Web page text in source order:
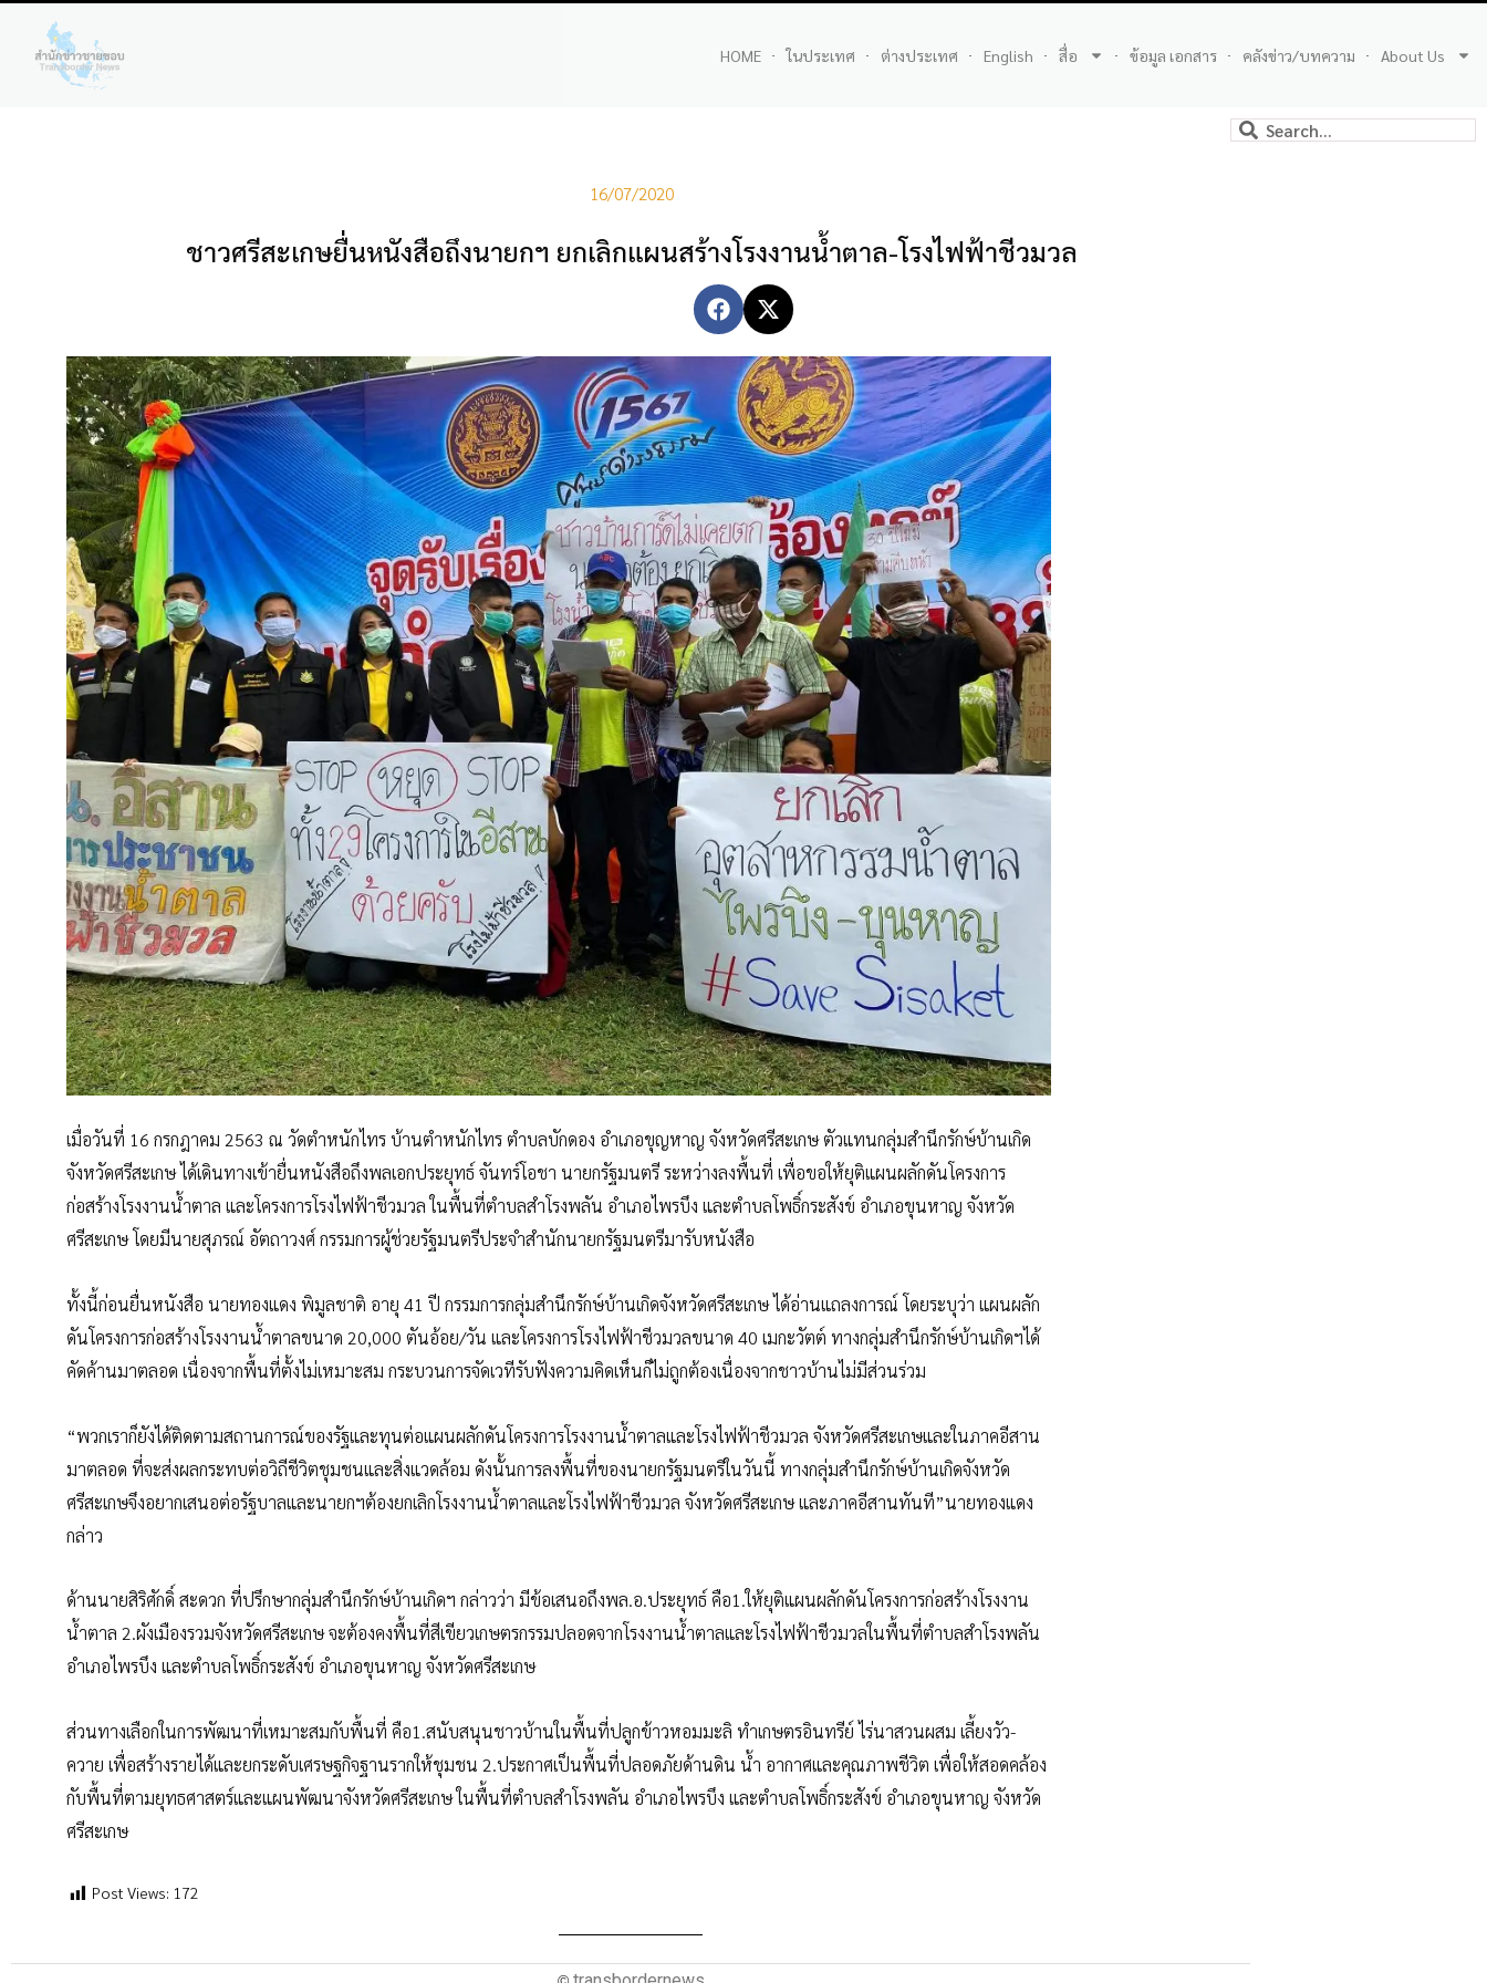
HOME ในประเทศ ต่างประเทศ English สื่อ ข้อมูล เอกสาร คลังข่าว/บทความ About Us
16/07/2020
ชาวศรีสะเกษยื่นหนังสือถึงนายกฯ ยกเลิกแผนสร้างโรงงานน้ำตาล-โรงไฟฟ้าชีวมวล
เมื่อวันที่ 16 กรกฎาคม 2563 ณ วัดตำหนักไทร บ้านตำหนักไทร ตำบลบักดอง อำเภอขุญหาญ จังหวัดศรีสะเกษ ตัวแทนกลุ่มสำนึกรักษ์บ้านเกิด
จังหวัดศรีสะเกษ ได้เดินทางเข้ายื่นหนังสือถึงพลเอกประยุทธ์ จันทร์โอชา นายกรัฐมนตรี ระหว่างลงพื้นที่ เพื่อขอให้ยุติแผนผลักดันโครงการ
ก่อสร้างโรงงานน้ำตาล และโครงการโรงไฟฟ้าชีวมวล ในพื้นที่ตำบลสำโรงพลัน อำเภอไพรบึง และตำบลโพธิ์กระสังข์ อำเภอขุนหาญ จังหวัด
ศรีสะเกษ โดยมีนายสุภรณ์ อัตถาวงศ์ กรรมการผู้ช่วยรัฐมนตรีประจำสำนักนายกรัฐมนตรีมารับหนังสือ
ทั้งนี้ก่อนยื่นหนังสือ นายทองแดง พิมูลชาติ อายุ 41 ปี กรรมการกลุ่มสำนึกรักษ์บ้านเกิดจังหวัดศรีสะเกษ ได้อ่านแถลงการณ์ โดยระบุว่า แผนผลัก
ดันโครงการก่อสร้างโรงงานน้ำตาลขนาด 20,000 ตันอ้อย/วัน และโครงการโรงไฟฟ้าชีวมวลขนาด 40 เมกะวัตต์ ทางกลุ่มสำนึกรักษ์บ้านเกิดฯได้
คัดค้านมาตลอด เนื่องจากพื้นที่ตั้งไม่เหมาะสม กระบวนการจัดเวทีรับฟังความคิดเห็นก็ไม่ถูกต้องเนื่องจากชาวบ้านไม่มีส่วนร่วม
“พวกเราก็ยังได้ติดตามสถานการณ์ของรัฐและทุนต่อแผนผลักดันโครงการโรงงานน้ำตาลและโรงไฟฟ้าชีวมวล จังหวัดศรีสะเกษและในภาคอีสาน
มาตลอด ที่จะส่งผลกระทบต่อวิถีชีวิตชุมชนและสิ่งแวดล้อม ดังนั้นการลงพื้นที่ของนายกรัฐมนตรีในวันนี้ ทางกลุ่มสำนึกรักษ์บ้านเกิดจังหวัด
ศรีสะเกษจึงอยากเสนอต่อรัฐบาลและนายกฯต้องยกเลิกโรงงานน้ำตาลและโรงไฟฟ้าชีวมวล จังหวัดศรีสะเกษ และภาคอีสานทันที”นายทองแดง
กล่าว
ด้านนายสิริศักดิ์ สะดวก ที่ปรึกษากลุ่มสำนึกรักษ์บ้านเกิดฯ กล่าวว่า มีข้อเสนอถึงพล.อ.ประยุทธ์ คือ1.ให้ยุติแผนผลักดันโครงการก่อสร้างโรงงาน
น้ำตาล 2.ผังเมืองรวมจังหวัดศรีสะเกษ จะต้องคงพื้นที่สีเขียวเกษตรกรรมปลอดจากโรงงานน้ำตาลและโรงไฟฟ้าชีวมวลในพื้นที่ตำบลสำโรงพลัน
อำเภอไพรบึง และตำบลโพธิ์กระสังข์ อำเภอขุนหาญ จังหวัดศรีสะเกษ
ส่วนทางเลือกในการพัฒนาที่เหมาะสมกับพื้นที่ คือ1.สนับสนุนชาวบ้านในพื้นที่ปลูกข้าวหอมมะลิ ทำเกษตรอินทรีย์ ไร่นาสวนผสม เลี้ยงวัว-
ควาย เพื่อสร้างรายได้และยกระดับเศรษฐกิจฐานรากให้ชุมชน 2.ประกาศเป็นพื้นที่ปลอดภัยด้านดิน น้ำ อากาศและคุณภาพชีวิต เพื่อให้สอดคล้อง
กับพื้นที่ตามยุทธศาสตร์และแผนพัฒนาจังหวัดศรีสะเกษ ในพื้นที่ตำบลสำโรงพลัน อำเภอไพรบึง และตำบลโพธิ์กระสังข์ อำเภอขุนหาญ จังหวัด
ศรีสะเกษ
Post Views: 172